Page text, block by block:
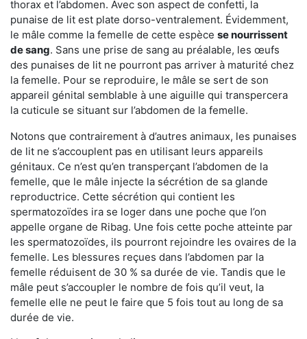
thorax et l’abdomen. Avec son aspect de confetti, la
punaise de lit est plate dorso-ventralement. Évidemment,
le mâle comme la femelle de cette espèce se nourrissent
de sang. Sans une prise de sang au préalable, les œufs
des punaises de lit ne pourront pas arriver à maturité chez
la femelle. Pour se reproduire, le mâle se sert de son
appareil génital semblable à une aiguille qui transpercera
la cuticule se situant sur l’abdomen de la femelle.
Notons que contrairement à d’autres animaux, les punaises
de lit ne s’accouplent pas en utilisant leurs appareils
génitaux. Ce n’est qu’en transperçant l’abdomen de la
femelle, que le mâle injecte la sécrétion de sa glande
reproductrice. Cette sécrétion qui contient les
spermatozoïdes ira se loger dans une poche que l’on
appelle organe de Ribag. Une fois cette poche atteinte par
les spermatozoïdes, ils pourront rejoindre les ovaires de la
femelle. Les blessures reçues dans l’abdomen par la
femelle réduisent de 30 % sa durée de vie. Tandis que le
mâle peut s’accoupler le nombre de fois qu’il veut, la
femelle elle ne peut le faire que 5 fois tout au long de sa
durée de vie.